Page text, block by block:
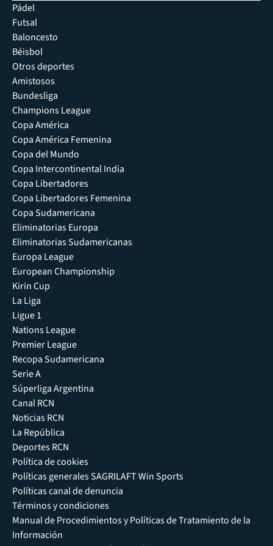
Pádel
Futsal
Baloncesto
Béisbol
Otros deportes
Amistosos
Bundesliga
Champions League
Copa América
Copa América Femenina
Copa del Mundo
Copa Intercontinental India
Copa Libertadores
Copa Libertadores Femenina
Copa Sudamericana
Eliminatorias Europa
Eliminatorias Sudamericanas
Europa League
European Championship
Kirin Cup
La Liga
Ligue 1
Nations League
Premier League
Recopa Sudamericana
Serie A
Súperliga Argentina
Canal RCN
Noticias RCN
La República
Deportes RCN
Política de cookies
Políticas generales SAGRILAFT Win Sports
Políticas canal de denuncia
Términos y condiciones
Manual de Procedimientos y Políticas de Tratamiento de la
Información